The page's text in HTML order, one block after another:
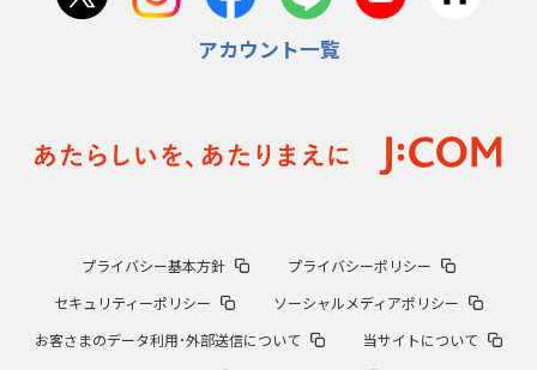
アカウント一覧
プライバシー基本方針
プライバシーポリシー
セキュリティーポリシー
ソーシャルメディアポリシー
お客さまのデータ利用･外部送信について
当サイトについて